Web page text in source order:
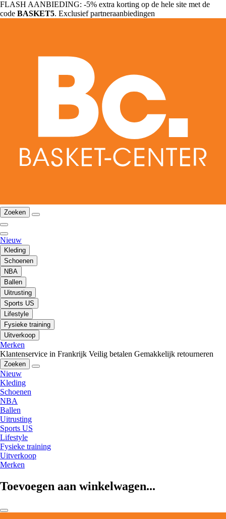
FLASH AANBIEDING: -5% extra korting op de hele site met de
code BASKET5. Exclusief partneraanbiedingen
Zoeken
Nieuw
Kleding
Schoenen
NBA
Ballen
Uitrusting
Sports US
Lifestyle
Fysieke training
Uitverkoop
Merken
Klantenservice in Frankrijk Veilig betalen Gemakkelijk retourneren
Zoeken
Nieuw
Kleding
Schoenen
NBA
Ballen
Uitrusting
Sports US
Lifestyle
Fysieke training
Uitverkoop
Merken
Toevoegen aan winkelwagen...